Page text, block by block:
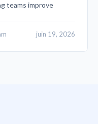
teams improve
juin 19, 2026